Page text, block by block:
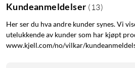
Kundeanmeldelser ( 13)
Her ser du hva andre kunder synes. Vi
utelukkende av kunder som har kjøpt
www.kjell.com/no/vilkar/